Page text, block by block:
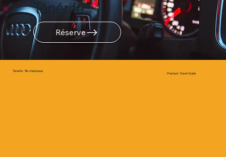
Ténérife
Réserve
Tenerife, l'île chanceuse
Premium Travel Guide